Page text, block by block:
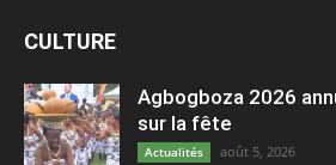
CULTURE
Agbogboza 2026
sur la fête
Actualités août 5, 2026